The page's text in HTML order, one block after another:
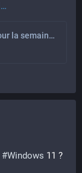
Revue de presse de l'April pour la semaine 41 de l'année 2021 | April
#Windows 11 ?